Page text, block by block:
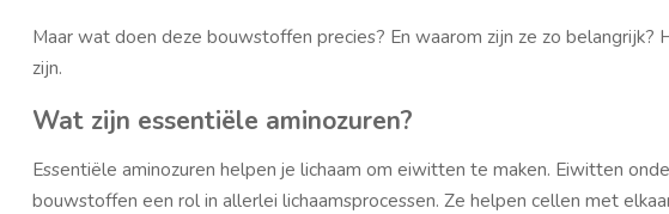
Maar wat doen deze bouwstoffen precies? En waarom zijn ze zo
zijn.
Wat zijn essentiële aminozuren?
Essentiële aminozuren helpen je lichaam om eiwitten te maken. Eiwitten
bouwstoffen een rol in allerlei lichaamsprocessen. Ze helpen cellen met